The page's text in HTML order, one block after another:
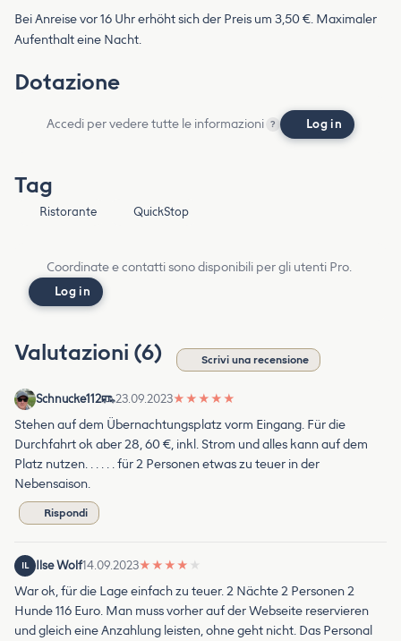
Bei Anreise vor 16 Uhr erhöht sich der Preis um 3,50 €. Maximaler
Aufenthalt eine Nacht.
Dotazione
Accedi per vedere tutte le informazioni ? Log in
Tag
Ristorante QuickStop
Coordinate e contatti sono disponibili per gli utenti Pro.
Log in
Valutazioni (6) Scrivi una recensione
Schnucke112 23.09.2023★ ★ ★ ★ ★
Stehen auf dem Übernachtungsplatz vorm Eingang. Für die
Durchfahrt ok aber 28, 60 €, inkl. Strom und alles kann auf dem
Platz nutzen. . . . . . für 2 Personen etwas zu teuer in der
Nebensaison.
Rispondi
IL Ilse Wolf14.09.2023★ ★ ★ ★ ★
War ok, für die Lage einfach zu teuer. 2 Nächte 2 Personen 2
Hunde 116 Euro. Man muss vorher auf der Webseite reservieren
und gleich eine Anzahlung leisten, ohne geht nicht. Das Personal